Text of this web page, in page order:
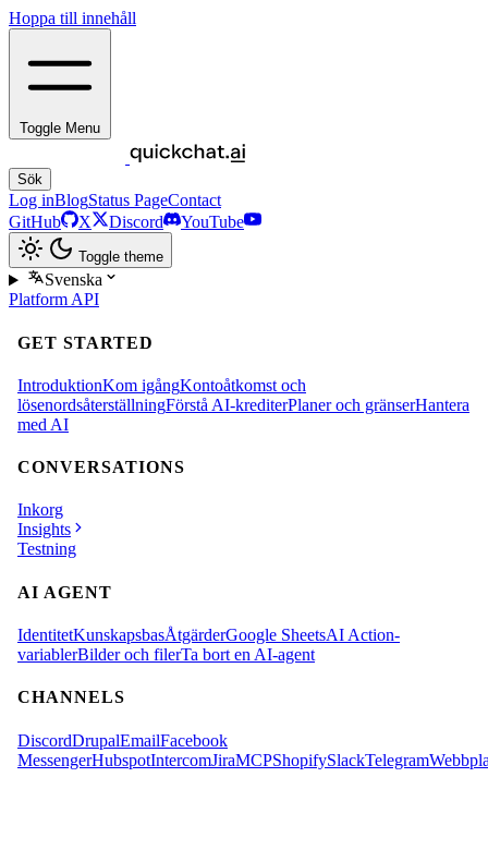
Hoppa till innehåll
Toggle Menu
Sök
Log inBlogStatus PageContact
GitHub
X Discord YouTube
Toggle theme
Svenska
Platform API
GET STARTED
IntroduktionKom igångKontoåtkomst och
lösenordsåterställningFörstå AI-krediterPlaner och gränserHantera
med AI
CONVERSATIONS
Inkorg
Insights
Testning
AI AGENT
IdentitetKunskapsbasÅtgärderGoogle SheetsAI Action-
variablerBilder och filerTa bort en AI-agent
CHANNELS
DiscordDrupalEmailFacebook
MessengerHubspotIntercomJiraMCPShopifySlackTelegram